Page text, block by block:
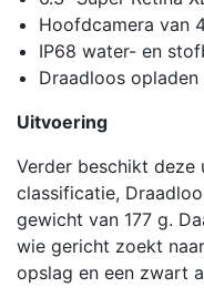
Hoofdcamera van
IP68 water- en
Draadloos
Uitvoering
Verder beschikt deze
classificatie,
gewicht van 177 g.
wie gericht zoekt
opslag en een zwart